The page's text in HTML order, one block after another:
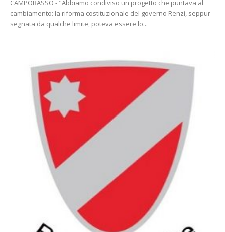
CAMPOBASSO - "Abbiamo condiviso un progetto che puntava al
cambiamento: la riforma costituzionale del governo Renzi, seppur
segnata da qualche limite, poteva essere lo...